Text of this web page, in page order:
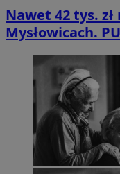
Nawet 42 tys.
Mysłowicach.